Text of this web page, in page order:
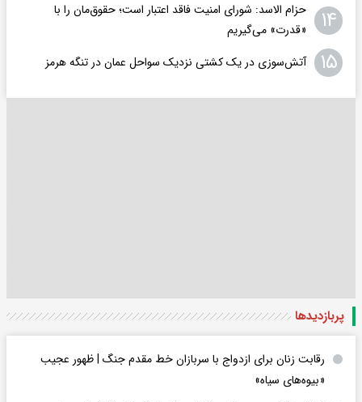
۱۴
حزام الاسد: شورای امنیت فاقد اعتبار است؛ حقوق‌مان را با
«قدرت» می‌گیریم
۱۵ آتش‌سوزی در یک کشتی نزدیک سواحل عمان در تنگه هرمز
پربازدید‌ها
رقابت زنان برای ازدواج با سربازان خط مقدم جنگ | ظهور عجیب
«بیوه‌های سیاه»